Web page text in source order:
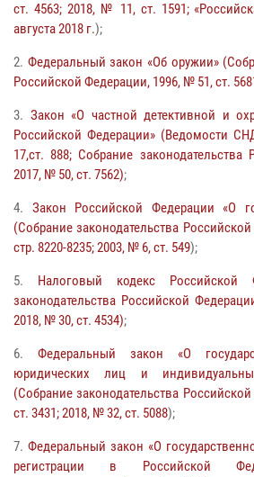
ст. 4563; 2018, № 11, ст. 1591;
августа 2018 г.);
2. Федеральный закон «Об оружии»
Российской Федерации, 1996, № 51, ст.
3. Закон «О частной детективной и
Российской Федерации» (Ведомости
17,ст. 888; Собрание законодательства
2017, № 50, ст. 7562);
4. Закон Российской Федерации «О
(Собрание законодательства
стр. 8220-8235; 2003, № 6, ст. 549);
5. Налоговый кодекс Российской
законодательства Российской
2018, № 30, ст. 4534);
6. Федеральный закон «О
юридических лиц и
(Собрание законодательства
ст. 3431; 2018, № 32, ст. 5088);
7. Федеральный закон «О
регистрации в Российской